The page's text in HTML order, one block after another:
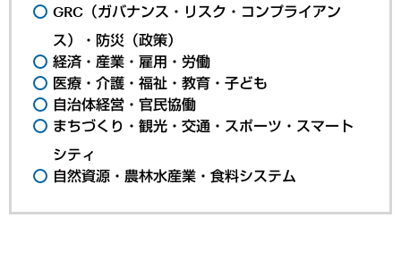
GRC（ガバナンス・リスク・コンプライアン
ス）・防災（政策）
経済・産業・雇用・労働
医療・介護・福祉・教育・子ども
自治体経営・官民協働
まちづくり・観光・交通・スポーツ・スマート
シティ
自然資源・農林水産業・食料システム